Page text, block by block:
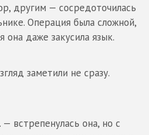
другим — сосредоточилась
Операция была сложной,
она даже закусила язык.
заметили не сразу.
встрепенулась она, но с